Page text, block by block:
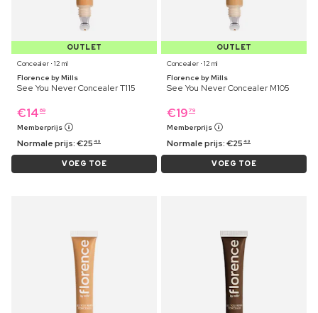
OUTLET
Concealer ⋅ 12 ml
Florence by Mills
See You Never Concealer T115
€14 69
Memberprijs
Normale prijs:€25 49
VOEG TOE
OUTLET
Concealer ⋅ 12 ml
Florence by Mills
See You Never Concealer M105
€19 79
Memberprijs
Normale prijs:€25 49
VOEG TOE